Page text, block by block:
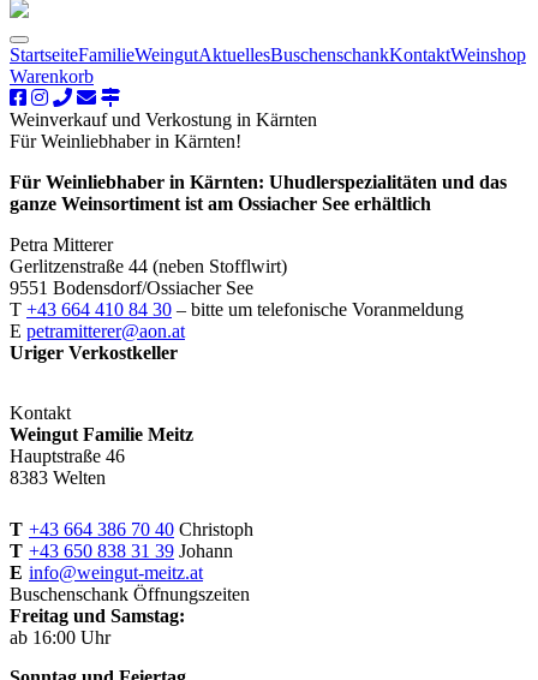
StartseiteFamilieWeingutAktuellesBuschenschankKontaktWeinshop
Warenkorb
Weinverkauf und Verkostung in Kärnten
Für Weinliebhaber in Kärnten!
Für Weinliebhaber in Kärnten: Uhudlerspezialitäten und das
ganze Weinsortiment ist am Ossiacher See erhältlich
Petra Mitterer
Gerlitzenstraße 44 (neben Stofflwirt)
9551 Bodensdorf/Ossiacher See
T +43 664 410 84 30 – bitte um telefonische Voranmeldung
E petramitterer@aon.at
Uriger Verkostkeller
Kontakt
Weingut Familie Meitz
Hauptstraße 46
8383 Welten
T +43 664 386 70 40 Christoph
T +43 650 838 31 39 Johann
E info@weingut-meitz.at
Buschenschank Öffnungszeiten
Freitag und Samstag:
ab 16:00 Uhr